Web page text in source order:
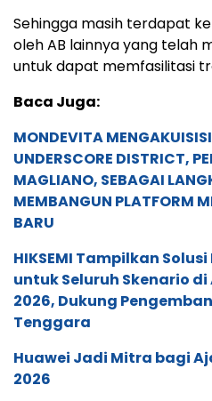
Sehingga masih terdapat
oleh AB lainnya yang telah
untuk dapat memfasilitasi
Baca Juga:
MONDEVITA
UNDERSCORE DISTRICT,
MAGLIANO, SEBAGAI
MEMBANGUN PLATFORM
BARU
HIKSEMI Tampilkan
untuk Seluruh Skenario
2026, Dukung
Tenggara
Huawei Jadi Mitra bagi
2026